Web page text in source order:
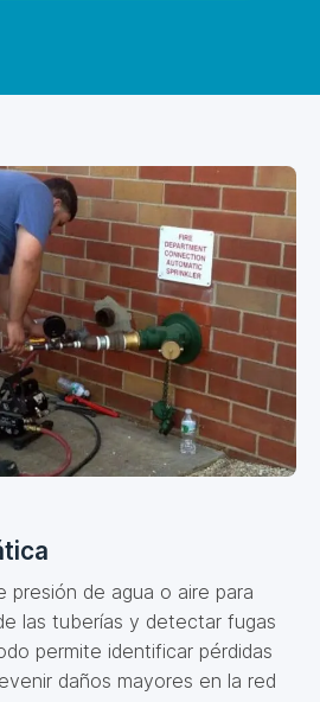
presión de agua o aire para
las tuberías y detectar fugas
permite identificar pérdidas
daños mayores en la red